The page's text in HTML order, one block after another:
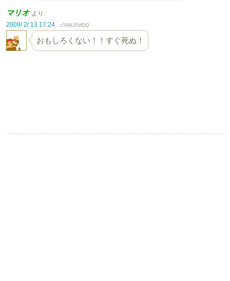
マリオ より:
2009/ 2/ 13 17:24
c5MjU5MDQ
おもしろくない！！すぐ死ぬ！